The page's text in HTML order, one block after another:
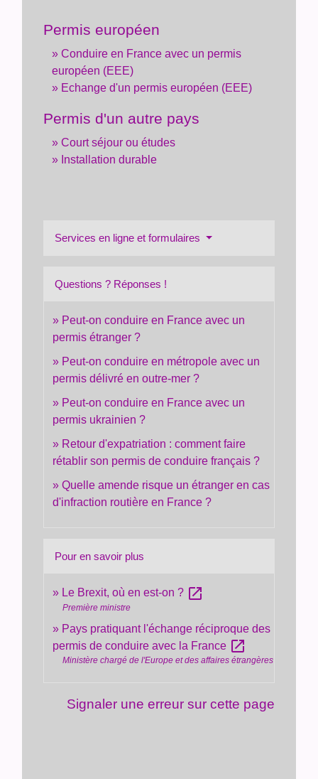
Permis européen
Conduire en France avec un permis
européen (EEE)
Echange d'un permis européen (EEE)
Permis d'un autre pays
Court séjour ou études
Installation durable
Services en ligne et formulaires
Questions ? Réponses !
Peut-on conduire en France avec un
permis étranger ?
Peut-on conduire en métropole avec un
permis délivré en outre-mer ?
Peut-on conduire en France avec un
permis ukrainien ?
Retour d'expatriation : comment faire
rétablir son permis de conduire français ?
Quelle amende risque un étranger en cas
d'infraction routière en France ?
Pour en savoir plus
Le Brexit, où en est-on ? open_in_new
Première ministre
Pays pratiquant l'échange réciproque des
permis de conduire avec la France open_in_new
Ministère chargé de l'Europe et des affaires étrangères
Signaler une erreur sur cette page